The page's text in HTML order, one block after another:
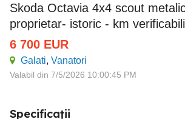
Skoda Octavia 4x4 scout metalic, unic
proprietar- istoric - km verificabili
6 700 EUR
Galati, Vanatori
Valabil din 7/5/2026 10:00:45 PM
Specificații